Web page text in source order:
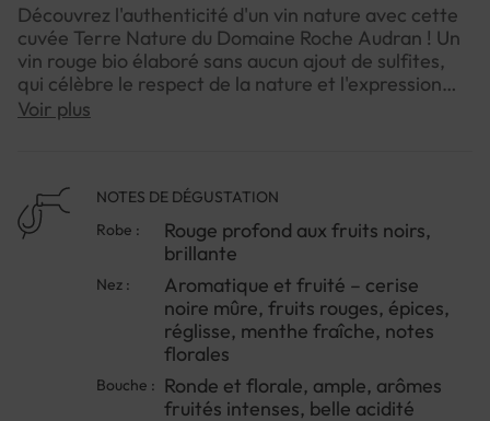
Découvrez l'authenticité d'un vin nature avec cette
cuvée Terre Nature du Domaine Roche Audran ! Un
vin rouge bio élaboré sans aucun ajout de sulfites,
qui célèbre le respect de la nature et l'expression
pure du terroir de la Vallée du Rhône.Depuis 1998,
Succédant à quatre générations de viticulteurs, il a
fait le choix dès le départ de cultiver son vignoble
dans le respect du vivant et du terroir. En 2006, il a
engagé l'ensemble du domaine en agriculture
biodynamique, certifiée Demeter et Ecocert,
réduisant au maximum l'intervention de l'homme
dans le cycle naturel de la vigne et du vin.Cet
assemblage harmonieux de Grenache Noir (50%) et
de Syrah (50%), issus de vignes âgées de 30 ans
plantées sur 5 hectares, révèle toute la finesse et
Voir plus
NOTES DE DÉGUSTATION
Robe :
Rouge profond aux fruits noirs,
brillante
Nez :
Aromatique et fruité – cerise
noire mûre, fruits rouges, épices,
réglisse, menthe fraîche, notes
florales
Bouche : Ronde et florale, ample, arômes
fruités intenses, belle acidité